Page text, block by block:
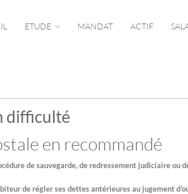
ETUDE MANDAT ACTIF
difficulté
en recommandé
de sauvegarde, de redressement judiciaire ou
de régler ses dettes antérieures au jugement